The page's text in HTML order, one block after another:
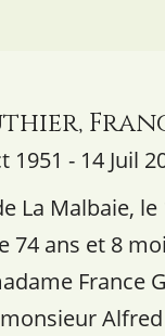
1951 - 14 Juil
La Malbaie,
74 ans et 8
France